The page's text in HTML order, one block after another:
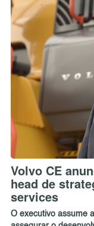
Volvo CE
head de
services
O executivo assume